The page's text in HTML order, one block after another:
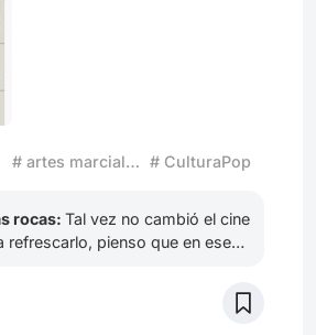
otras películas creen
un impacto similar al de
la cultura popular?
# artes marciales # CulturaPop
rocas:Tal vez no cambió el cine
refrescarlo, pienso que en ese